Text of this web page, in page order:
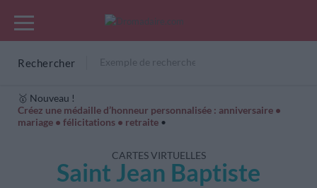
Rechercher
🥇 Nouveau !
Créez une médaille d’honneur personnalisée : anniversaire •
mariage • félicitations • retraite •
Cartes Hiver Cadeaux années de naissance
CARTES VIRTUELLES
Saint Jean Baptiste